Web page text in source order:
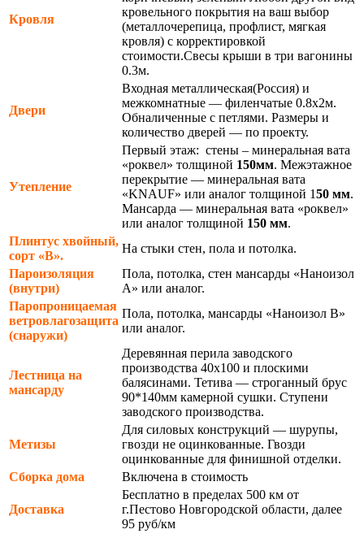
Кровля
кровельного покрытия на ваш выбор
(металлочерепица, профлист, мягкая
кровля) с корректировкой
стоимости.Свесы крыши в три вагонины
0.3м.
Двери
Входная металлическая(Россия) и
межкомнатные — филенчатые 0.8х2м.
Обналиченные с петлями. Размеры и
количество дверей — по проекту.
Утепление
Первый этаж: стены – минеральная вата
«роквел» толщиной 150мм. Межэтажное
перекрытие — минеральная вата
«KNAUF» или аналог толщиной 150 мм.
Мансарда — минеральная вата «роквел»
или аналог толщиной 150 мм.
Плинтус хвойный,
сорт «В».
На стыки стен, пола и потолка.
Пароизоляция
(внутри)
Пола, потолка, стен мансарды «Наноизол
А» или аналог.
Паропроницаемая
ветровлагозащита
(снаружи)
Пола, потолка, мансарды «Наноизол В»
или аналог.
Лестница на
мансарду
Деревянная перила заводского
производства 40х100 и плоскими
балясинами. Тетива — строганный брус
90*140мм камерной сушки. Ступени
заводского производства.
Метизы
Для силовых конструкций — шурупы,
гвозди не оцинкованные. Гвозди
оцинкованные для финишной отделки.
Сборка дома
Включена в стоимость
Доставка
Бесплатно в пределах 500 км от
г.Пестово Новгородской области, далее
95 руб/км